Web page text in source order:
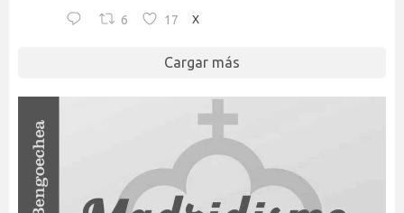
6 17 X
Cargar más